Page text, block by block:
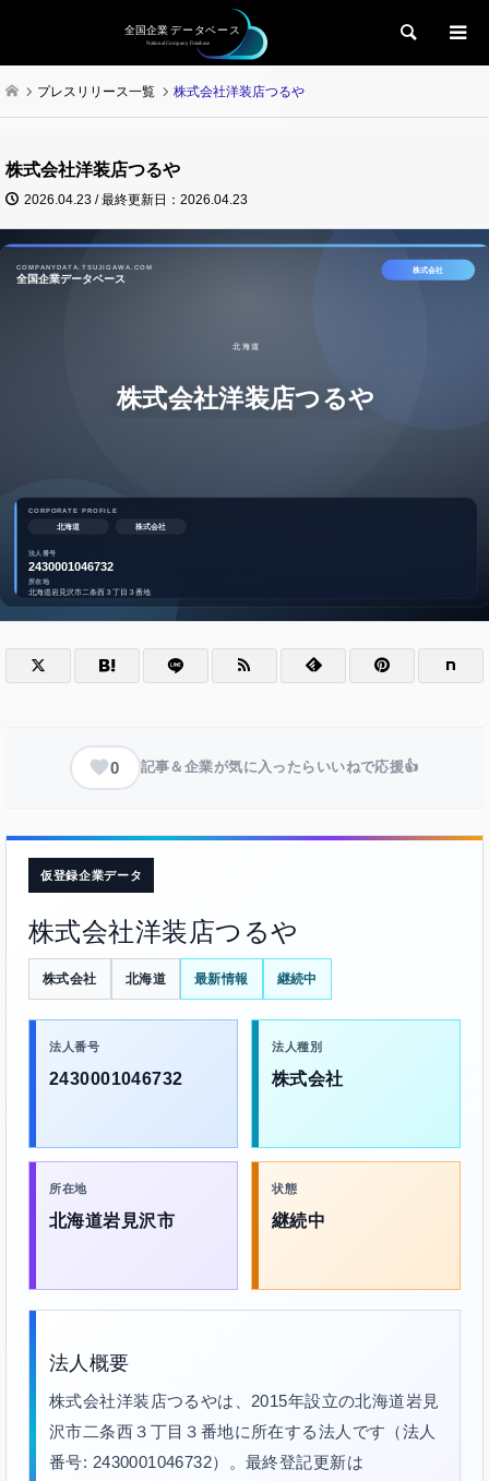
検索
プレスリリース一覧 株式会社洋装店つるや
株式会社洋装店つるや
2026.04.23 / 最終更新日：2026.04.23
0 記事＆企業が気に入ったらいいねで応援👍
仮登録企業データ
株式会社洋装店つるや
株式会社 北海道 最新情報 継続中
法人番号
2430001046732
法人種別
株式会社
所在地
北海道岩見沢市
状態
継続中
法人概要
株式会社洋装店つるやは、2015年設立の北海道岩見
沢市二条西３丁目３番地に所在する法人です（法人
番号: 2430001046732）。最終登記更新は